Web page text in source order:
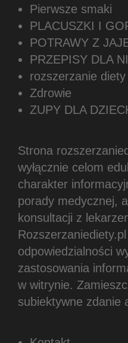
Pierwsze smaki
PLACUSZKI I
POTRAWY Z
PRZEPISY DLA
rozszerzanie diety
Zdrowie
ZUPY DLA
Strona
wyłącznie celom
charakter
porady medycznej,
konsultacji z
odpowiedzialności
zastosowania
w witrynie.
subiektywne zdanie